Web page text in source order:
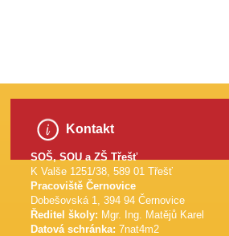
Kontakt
SOŠ, SOU a ZŠ Třešť
K Valše 1251/38, 589 01 Třešť
Pracoviště Černovice
Dobešovská 1, 394 94 Černovice
Ředitel školy: Mgr. Ing. Matějů Karel
Datová schránka: 7nat4m2